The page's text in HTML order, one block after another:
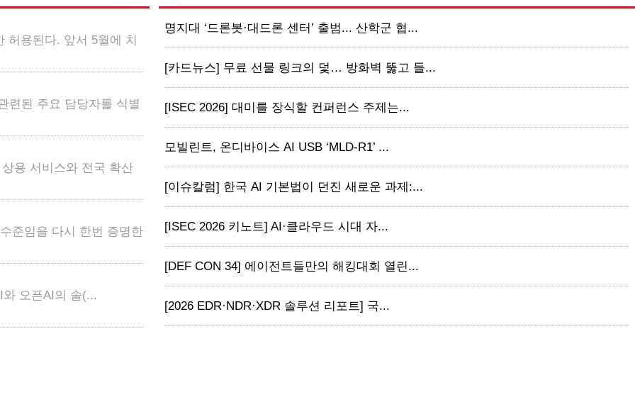
허용된다. 앞서 5월에 치
련된 주요 담당자를 식별
용 서비스와 전국 확산
준임을 다시 한번 증명한
오픈AI의 솔(...
명지대 ‘드론봇·대드론 센터’ 출범... 산학군 협...
[카드뉴스] 무료 선물 링크의 덫… 방화벽 뚫고 들...
[ISEC 2026] 대미를 장식할 컨퍼런스 주제는...
모빌린트, 온디바이스 AI USB ‘MLD-R1’ ...
[이슈칼럼] 한국 AI 기본법이 던진 새로운 과제:...
[ISEC 2026 키노트] AI·클라우드 시대 자...
[DEF CON 34] 에이전트들만의 해킹대회 열린...
[2026 EDR·NDR·XDR 솔루션 리포트] 국...